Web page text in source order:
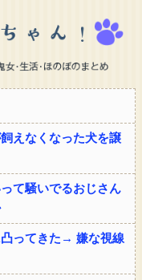
えなくなった犬を譲
て騒いでるおじさん
ってきた→ 嫌な視線